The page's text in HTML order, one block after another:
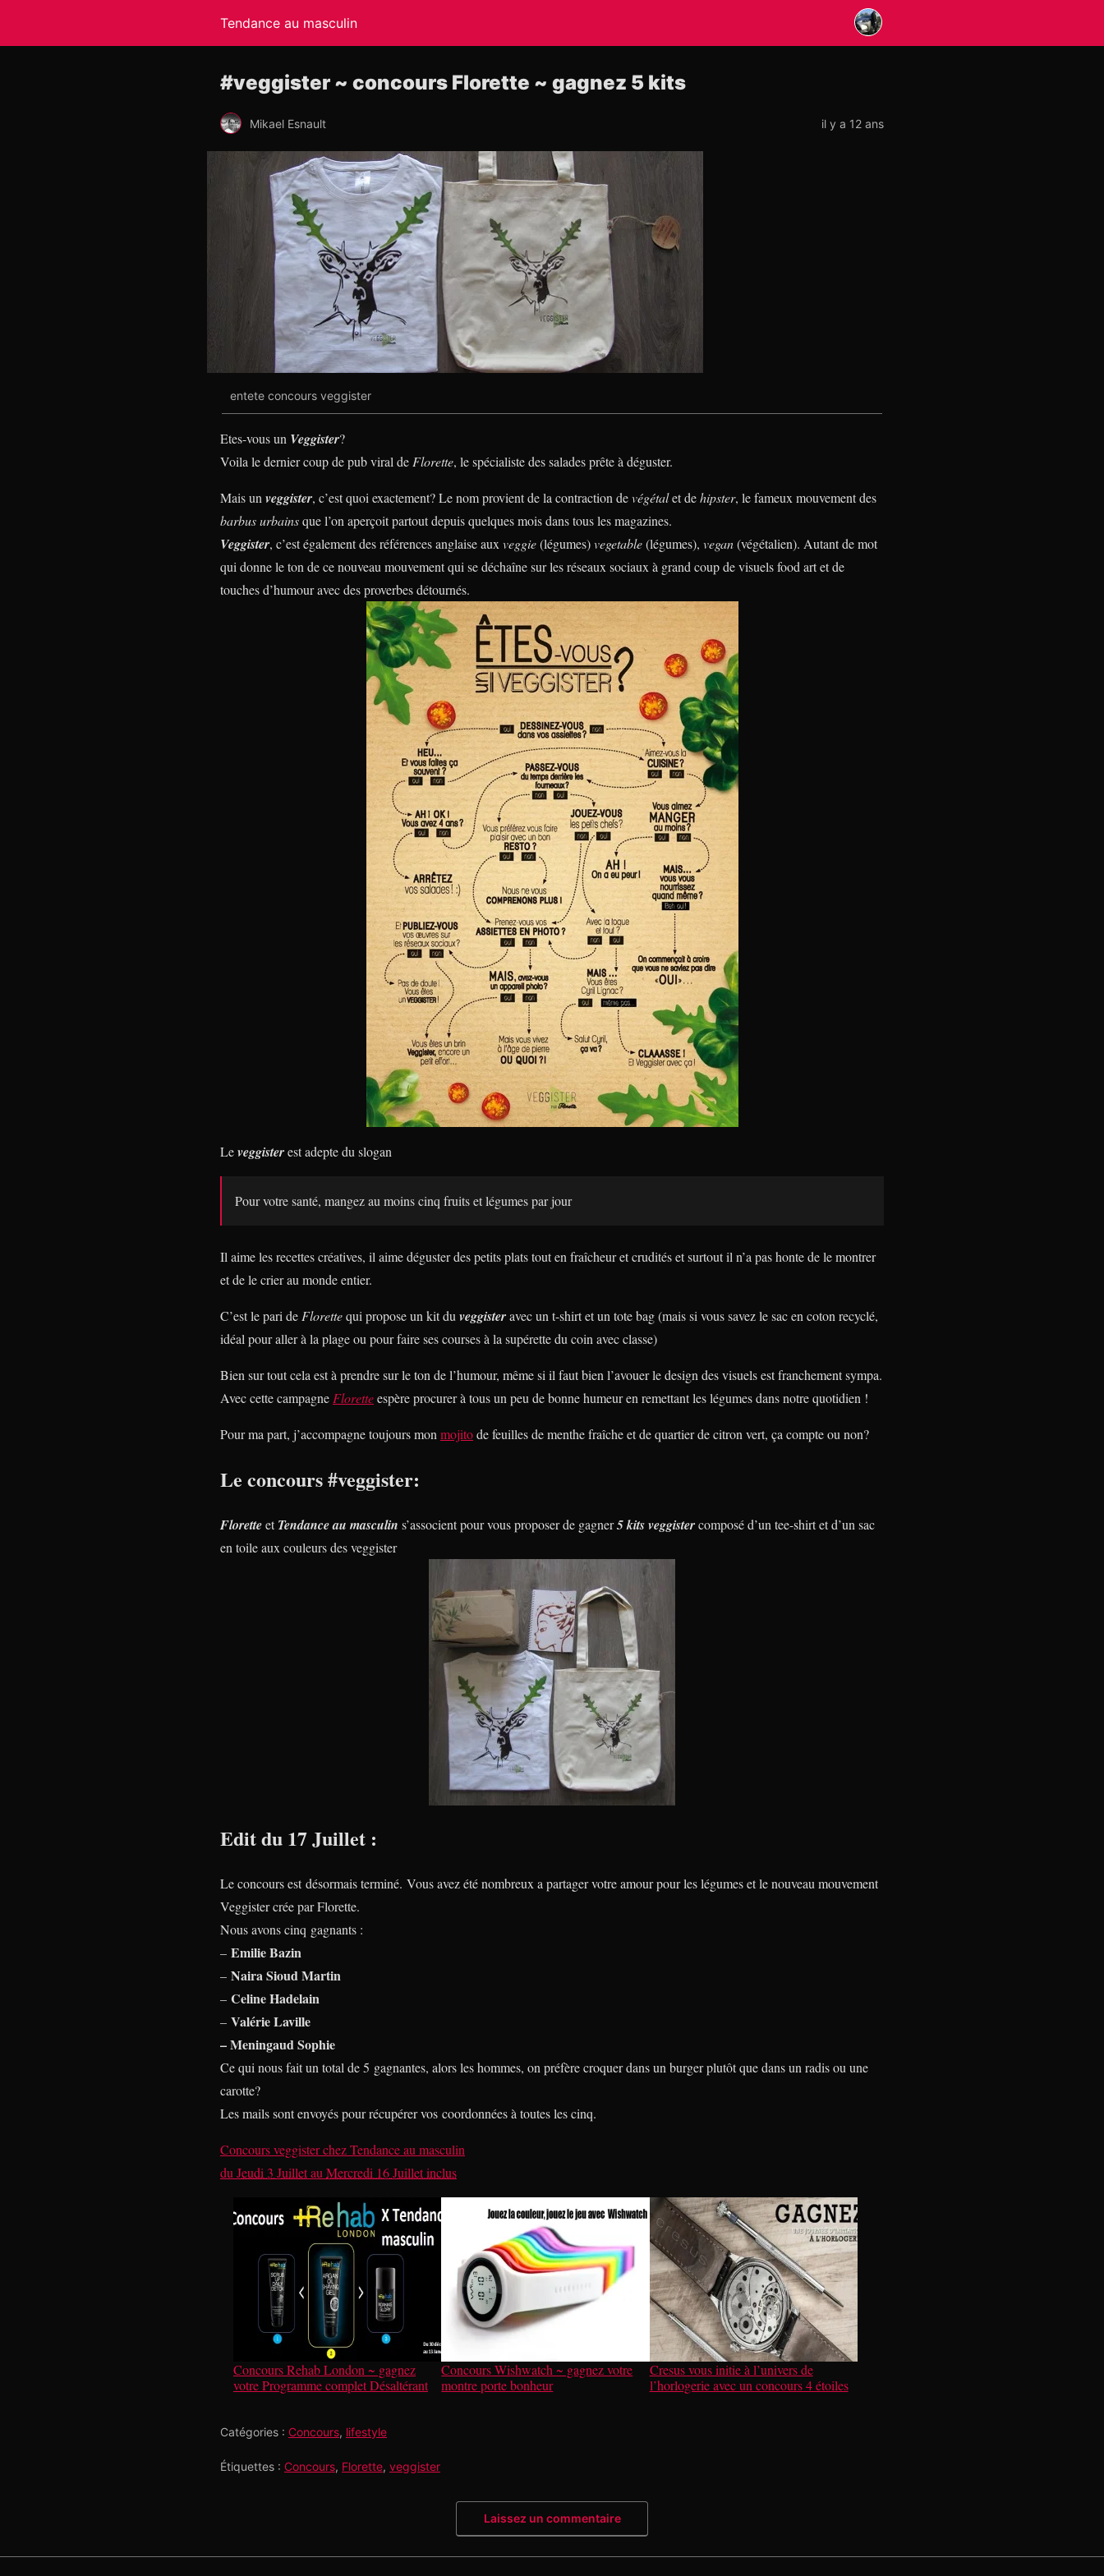
Tendance au masculin
#veggister ~ concours Florette ~ gagnez 5 kits
Mikael Esnault il y a 12 ans
entete concours veggister
Etes-vous un Veggister?
Voila le dernier coup de pub viral de Florette, le spécialiste des salades prête à déguster.
Mais un veggister, c’est quoi exactement? Le nom provient de la contraction devégétalet dehipster, le fameux mouvement des
barbus urbainsque l’on aperçoit partout depuis quelques mois dans tous les magazines.
Veggister, c’est également des références anglaise aux veggie(légumes)vegetable(légumes), vegan(végétalien). Autant de mot
qui donne le ton de ce nouveau mouvement qui se déchaîne sur les réseaux sociaux à grand coup de visuels food art et de
touches d’humour avec des proverbes détournés.
Leveggisterest adepte du slogan
Pour votre santé, mangez au moins cinq fruits et légumes par jour
Il aime les recettes créatives, il aime déguster des petits plats tout en fraîcheur et crudités et surtout il n’a pas honte de le montrer
et de le crier au monde entier.
C’est le pari de Florettequi propose un kit du veggisteravec un t-shirt et un tote bag (mais si vous savez le sac en coton recyclé,
idéal pour aller à la plage ou pour faire ses courses à la supérette du coin avec classe)
Bien sur tout cela est à prendre sur le ton de l’humour, même si il faut bien l’avouer le design des visuels est franchement sympa.
Avec cette campagne Floretteespère procurer à tous un peu de bonne humeur en remettant les légumes dans notre quotidien !
Pour ma part, j’accompagne toujours mon mojitode feuilles de menthe fraîche et de quartier de citron vert, ça compte ou non?
Le concours #veggister:
FloretteetTendance au masculin s’associent pour vous proposer de gagner5 kits veggistercomposé d’un tee-shirt et d’un sac
en toile aux couleurs des veggister
Edit du 17 Juillet :
Le concours est désormais terminé. Vous avez été nombreux a partager votre amour pour les légumes et le nouveau mouvement
Veggister crée par Florette.
Nous avons cinq gagnants :
– Emilie Bazin
– Naira Sioud Martin
– Celine Hadelain
– Valérie Laville
– Meningaud Sophie
Ce qui nous fait un total de 5 gagnantes, alors les hommes, on préfère croquer dans un burger plutôt que dans un radis ou une
carotte?
Les mails sont envoyés pour récupérer vos coordonnées à toutes les cinq.
Concours veggisterchezTendance au masculin
duJeudi 3 JuilletauMercredi 16 Juillet inclus
Concours Rehab London ~ gagnez
votre Programme complet Désaltérant
Concours Wishwatch ~ gagnez votre
montre porte bonheur
Cresus vous initie à l’univers de
l’horlogerie avec un concours 4 étoiles
Catégories : Concours, lifestyle
Étiquettes : Concours, Florette, veggister
Laissez un commentaire